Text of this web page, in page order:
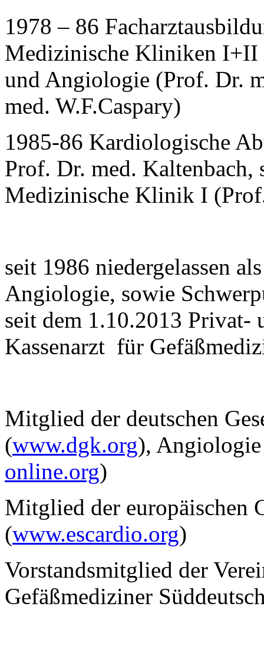
1978 – 86
Medizinische Kliniken
und Angiologie (Prof. Dr.
med. W.F.Caspary)
1985-86 Kardiologische
Prof. Dr. med.
Medizinische Klinik I
seit 1986 niedergelassen
Angiologie, sowie
seit dem 1.10.2013 Privat-
Kassenarzt für
Mitglied der deutschen
(www.dgk.org),
online.org)
Mitglied der europäischen
(www.escardio.org)
Vorstandsmitglied der
Gefäßmediziner